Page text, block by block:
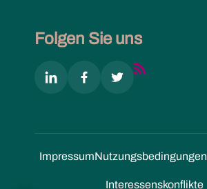
Folgen Sie uns
ImpressumNutzungs­bedingungen
Interessenskonflikte